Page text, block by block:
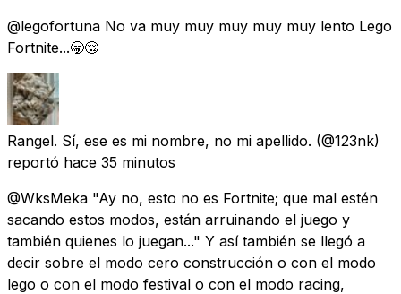
@legofortuna No va muy muy muy muy muy lento Lego
Fortnite...🥱😴
Rangel. Sí, ese es mi nombre, no mi apellido. (@123nk)
reportó hace 35 minutos
@WksMeka "Ay no, esto no es Fortnite; que mal estén
sacando estos modos, están arruinando el juego y
también quienes lo juegan..." Y así también se llegó a
decir sobre el modo cero construcción o con el modo
lego o con el modo festival o con el modo racing,